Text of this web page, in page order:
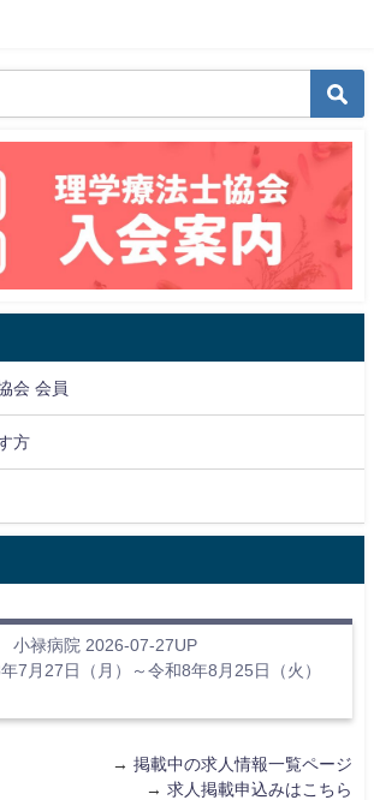
会 会員
方
小禄病院 2026-07-27UP
7月27日（月）～令和8年8月25日（火）
→ 掲載中の求人情報一覧ページ
→ 求人掲載申込みはこちら